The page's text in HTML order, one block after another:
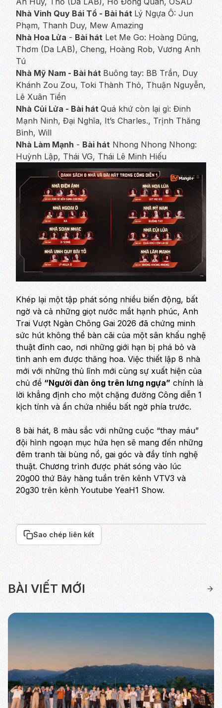
Nhà Vinh Quy Bái Tổ - Bài hátLý Ngựa Ô: Jun
Phạm, Thanh Duy, Mew Amazing
Nhà Hoa Lửa - Bài hát Let Me Go: Hoàng Dũng,
Thơm (Da LAB), Cheng, Hoàng Rob, Vương Anh
Tú
Nhà Mỹ Nam - Bài hát Buông tay:BB Trần, Duy
Khánh Zou Zou, Toki Thành Thỏ, Thuận Nguyễn,
Lê Xuân Tiền
Nhà Củi Lửa - Bài hát Quá khứ còn lại gì: Đinh
Mạnh Ninh, Đại Nghĩa, It’s Charles., Trịnh Thăng
Bình, Will
Nhà Làm Mạnh -Bài hát Nhong Nhong Nhong:
Huỳnh Lập, Thái VG, Thái Lê Minh Hiếu
Khép lại một tập phát sóng nhiều biến động, bất
ngờ và cả những giọt nước mắt hạnh phúc,Anh
Trai Vượt Ngàn Chông Gai 2026 đã chứng minh
sức hút không thể bàn cãi của một sân khấu nghệ
thuật đỉnh cao, nơi những giới hạn bị phá bỏ và
tình anh em được thăng hoa. Việc thiết lập 8 nhà
mới với những thủ lĩnh mới cùng sự xuất hiện của
chủ đề “Người đàn ông trên lưng ngựa” chính là
lời khẳng định cho một chặng đường Công diễn 1
kịch tính và ẩn chứa nhiều bất ngờ phía trước.
8 bài hát, 8 màu sắc với những cuộc “thay máu”
đội hình ngoạn mục hứa hẹn sẽ mang đến những
đêm tranh tài bùng nổ, gai góc và đầy tính nghệ
thuật. Chương trình được phát sóng vào lúc
20g00 thứ Bảy hàng tuần trên kênh VTV3 và
20g30 trên kênh Youtube YeaH1 Show.
Sao chép liên kết
BÀI VIẾT MỚI